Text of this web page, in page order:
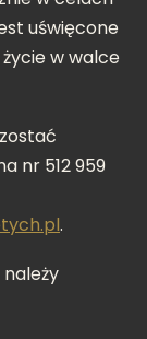
uświęcone
w walce
nr 512 959
.